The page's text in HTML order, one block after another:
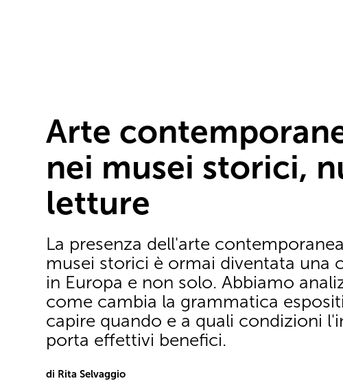
Arte
nei musei storici,
letture
La presenza dell'arte
musei storici è ormai diventata una
in Europa e non solo. Abbiamo
come cambia la grammatica
capire quando e a quali condizioni
porta effettivi benefici.
di Rita Selvaggio